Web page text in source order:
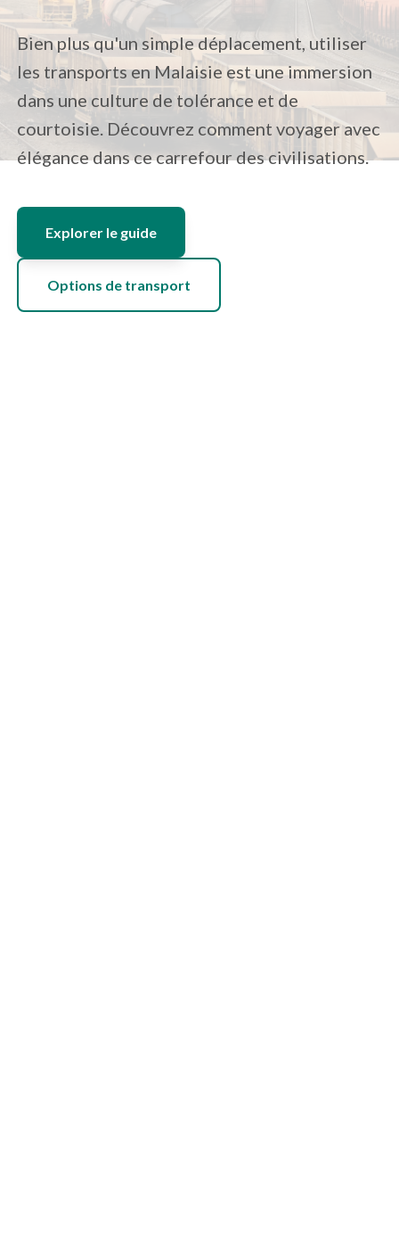
Bien plus qu'un simple déplacement, utiliser
les transports en Malaisie est une immersion
dans une culture de tolérance et de
courtoisie. Découvrez comment voyager avec
élégance dans ce carrefour des civilisations.
Explorer le guide
Options de transport